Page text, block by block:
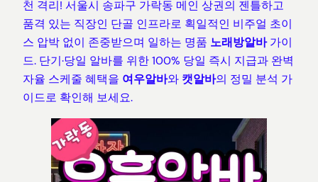
천 격리! 서울시 송파구 가락동 메인 상권의 젠틀하고
품격 있는 직장인 단골 인프라로 획일적인 비주얼 초이
스 압박 없이 존중받으며 일하는 명품 노래방알바가이
드. 단기·당일 알바를 위한 100% 당일 즉시 지급과 완벽
자율 스케줄 혜택을 여우알바와 캣알바의 정밀 분석 가
이드로 확인해 보세요.